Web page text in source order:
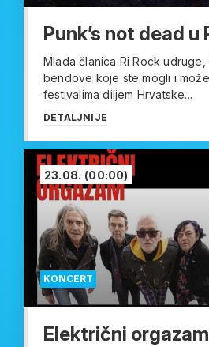
Punk’s not dead u
Mlada članica Ri Rock
bendove koje ste mogli i
festivalima diljem Hrvatske...
DETALJNIJE
KONCERT
23.08. (00:00)
Električni